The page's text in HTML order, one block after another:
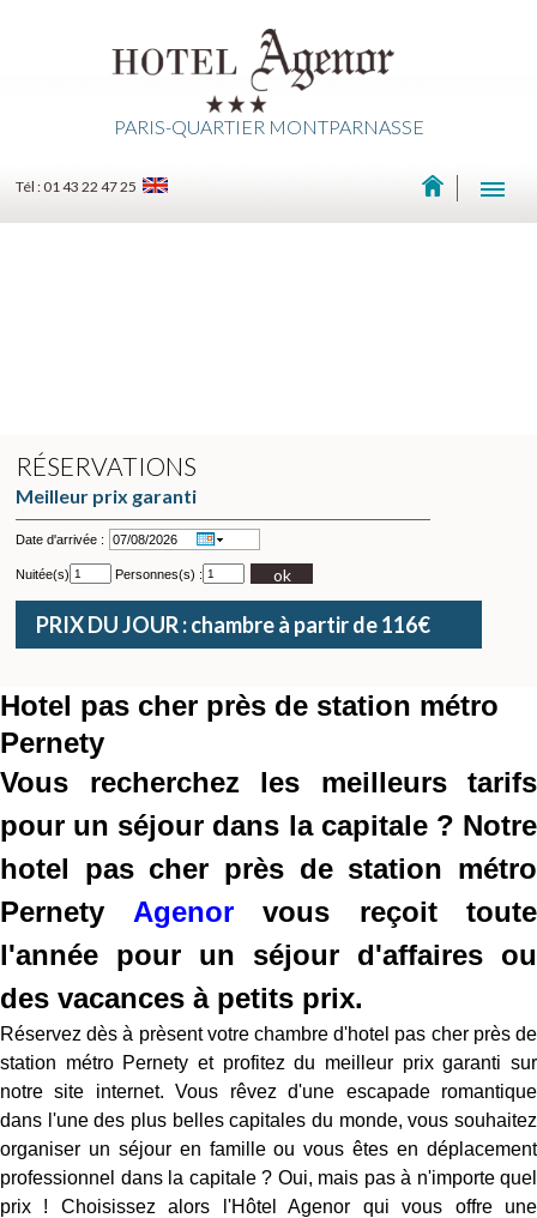
PARIS-QUARTIER MONTPARNASSE
Tél : 01 43 22 47 25
RÉSERVATIONS
Meilleur prix garanti
Date d'arrivée :
Nuitée(s) Personnes(s) : ok
PRIX DU JOUR : chambre à partir de 116€
Hotel pas cher près de station métro
Pernety
Vous recherchez les meilleurs tarifs
pour un séjour dans la capitale ? Notre
hotel pas cher près de station métro
Pernety Agenorvous reçoit toute
l'année pour un séjour d'affaires ou
des vacances à petits prix.
Réservez dès à prèsent votre chambre d'hotel pas cher près de
station métro Pernety et profitez du meilleur prix garanti sur
notre site internet. Vous rêvez d'une escapade romantique
dans l'une des plus belles capitales du monde, vous souhaitez
organiser un séjour en famille ou vous êtes en déplacement
professionnel dans la capitale ? Oui, mais pas à n'importe quel
prix ! Choisissez alors l'Hôtel Agenor qui vous offre une